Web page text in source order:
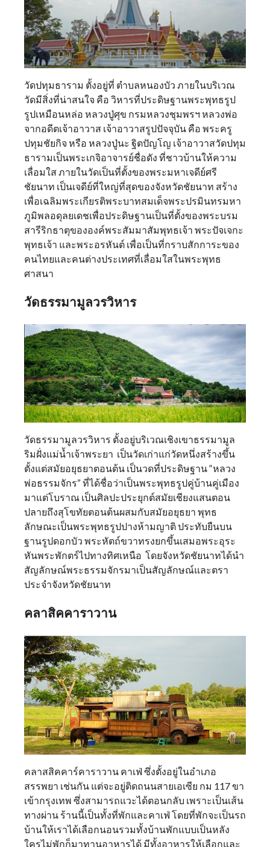
วัดปทุมธาราม ตั้งอยู่ที่ ตำบลหนองบัว ภายในบริเวณ
วัดมีสิ่งที่น่าสนใจ คือ วิหารที่ประดิษฐานพระพุทธรูป
รูปเหมือนหล่อ หลวงปู่ศุข กรมหลวงชุมพรฯ หลวงพ่อ
จากอดีตเจ้าอาวาส เจ้าอาวาสรูปปัจจุบัน คือ พระครู
ปทุมชัยกิจ หรือ หลวงปู่นะ ฐิตปัญโญ เจ้าอาวาสวัดปทุม
ธารามเป็นพระเกจิอาจารย์ชื่อดัง ที่ชาวบ้านให้ความ
เลื่อมใส ภายในวัดเป็นที่ตั้งของพระมหาเจดีย์ศรี
ชัยนาท เป็นเจดีย์ที่ใหญ่ที่สุดของจังหวัดชัยนาท สร้าง
เพื่อเฉลิมพระเกียรติพระบาทสมเด็จพระปรมินทรมหา
ภูมิพลอดุลยเดชเพื่อประดิษฐานเป็นที่ตั้งของพระบรม
สารีริกธาตุขององค์พระสัมมาสัมพุทธเจ้า พระปัจเจกะ
พุทธเจ้า และพระอรหันต์ เพื่อเป็นที่กราบสักการะของ
คนไทยและคนต่างประเทศที่เลื่อมใสในพระพุทธ
ศาสนา
วัดธรรมามูลวรวิหาร
วัดธรรมามูลวรวิหาร ตั้งอยู่บริเวณเชิงเขาธรรมามูล
ริมฝั่งแม่น้ำเจ้าพระยา เป็นวัดเก่าแก่วัดหนึ่งสร้างขึ้น
ตั้งแต่สมัยอยุธยาตอนต้น เป็นวดที่ประดิษฐาน “หลวง
พ่อธรรมจักร” ที่ได้ชื่อว่าเป็นพระพุทธรูปคู่บ้านคู่เมือง
มาแต่โบราณ เป็นศิลปะประยุกต์สมัยเชียงแสนตอน
ปลายถึงสุโขทัยตอนต้นผสมกับสมัยอยุธยา พุทธ
ลักษณะเป็นพระพุทธรูปปางห้ามญาติ ประทับยืนบน
ฐานรูปดอกบัว พระหัตถ์ขวาทรงยกขึ้นเสมอพระอุระ
หันพระพักตร์ไปทางทิศเหนือ โดยจังหวัดชัยนาทได้นำ
สัญลักษณ์พระธรรมจักรมาเป็นสัญลักษณ์และตรา
ประจำจังหวัดชัยนาท
คลาสิคคาราวาน
คลาสสิคคาร์คาราวาน คาเฟ่ ซึ่งตั้งอยู่ในอำเภอ
สรรพยา เช่นกัน แต่จะอยู่ติดถนนสายเอเซีย กม 117 ขา
เข้ากรุงเทพ ซึ่งสามารถแวะได้ตอนกลับ เพราะเป็นเส้น
ทางผ่าน ร้านนี้เป็นทั้งที่พักและคาเฟ่ โดยที่พักจะเป็นรถ
บ้านให้เราได้เลือกนอนรวมทั้งบ้านพักแบบเป็นหลัง
ใครไม่พักก็มาทานอาหารได้ มีทั้งอาหารให้เลือกและ